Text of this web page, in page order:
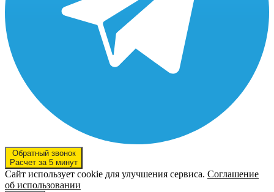
Обратный звонок
Расчет за 5 минут
Сайт использует cookie для улучшения сервиса. Соглашение
об использовании